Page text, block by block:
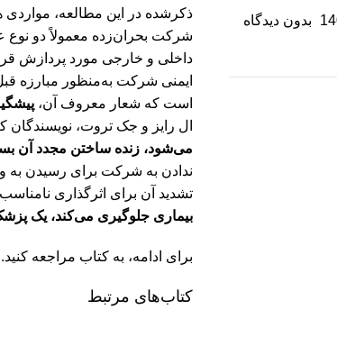
ذکرشده در این مطالعه، مواردی همچون بدهی بیش‌ازحد (37 درصد)، مدل‌های
شرکت بحران‌زده معمولاً دو نوع
داخلی و خارجی مورد پردازش
ایمنی شرکت به‌منظور مبارزه
است که شعار معروف آن،
ال رایز و جک تروت، نویسندگان کتاب پرفروش 22 قانون
می‌شود، زنده ساختن مجدد آن
ندادن به شرکت برای رسیدن به
تشدید آن برای اثرگذاری
بیماری جلوگیری می‌کند، یک
برای ادامه،‌ به کتاب مراجعه کنید.
کتاب‌های مرتبط
بدون دیدگاه